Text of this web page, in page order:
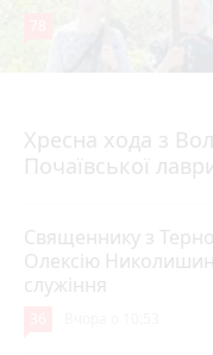
Хресна хода з
Почаївської
Священнику з
Олексію
служіння